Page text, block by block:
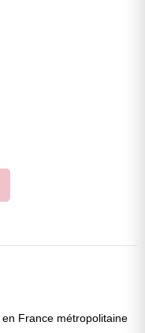
France métropolitaine